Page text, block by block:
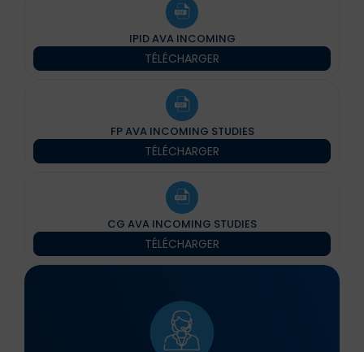
IPID AVA INCOMING
TÉLÉCHARGER
FP AVA INCOMING STUDIES
TÉLÉCHARGER
CG AVA INCOMING STUDIES
TÉLÉCHARGER